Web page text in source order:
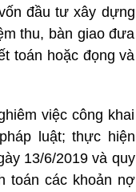
đầu tư xây dựng
thu, bàn giao đưa
toán hoặc đọng và
việc công khai
luật; thực hiện
13/6/2019 và quy
toán các khoản nợ